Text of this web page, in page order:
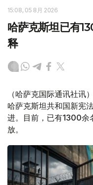
15:08, 05 8月 2026
哈萨克斯坦已有
释
（哈萨克国际通讯社讯
哈萨克斯坦共和国新宪
进。目前，已有1300余
放。